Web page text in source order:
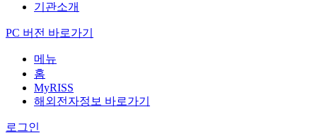
기관소개
PC 버전 바로가기
메뉴
홈
MyRISS
해외전자정보 바로가기
로그인